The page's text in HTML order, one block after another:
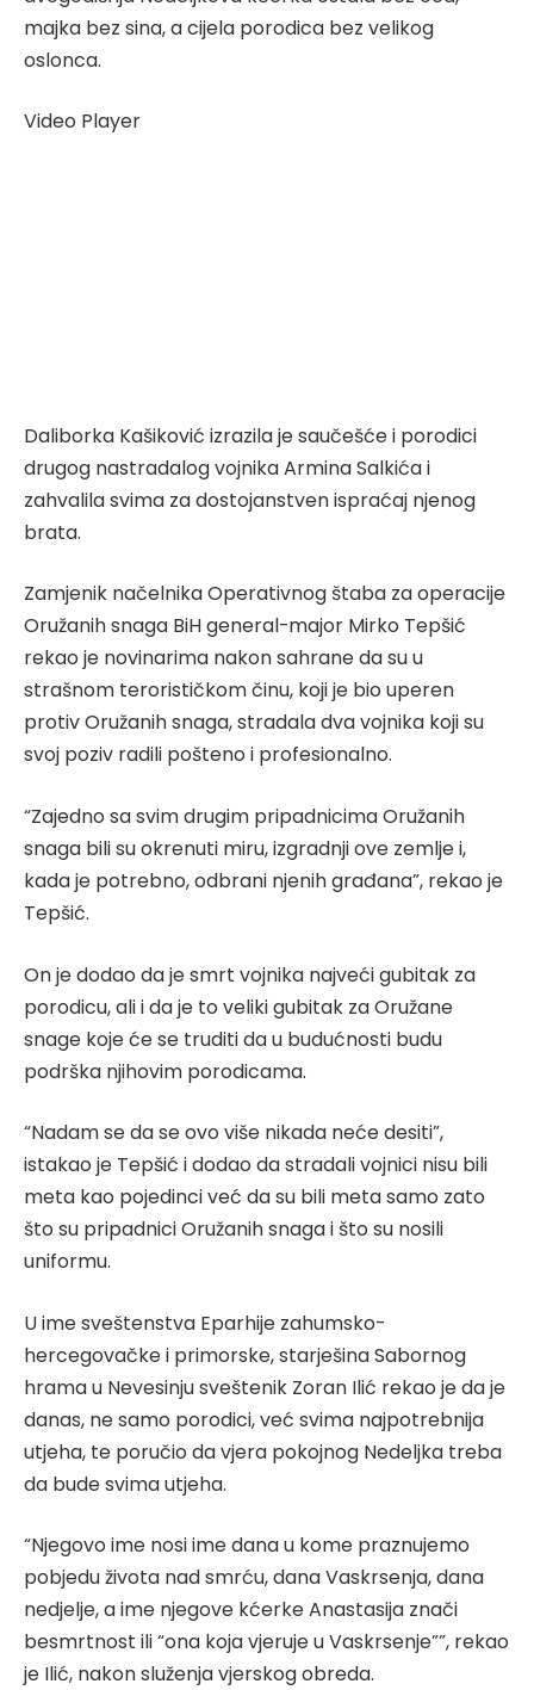
majka bez sina, a cijela porodica bez velikog
oslonca.
Video Player
Daliborka Kašiković izrazila je saučešće i porodici
drugog nastradalog vojnika Armina Salkića i
zahvalila svima za dostojanstven ispraćaj njenog
brata.
Zamjenik načelnika Operativnog štaba za operacije
Oružanih snaga BiH general-major Mirko Tepšić
rekao je novinarima nakon sahrane da su u
strašnom terorističkom činu, koji je bio uperen
protiv Oružanih snaga, stradala dva vojnika koji su
svoj poziv radili pošteno i profesionalno.
“Zajedno sa svim drugim pripadnicima Oružanih
snaga bili su okrenuti miru, izgradnji ove zemlje i,
kada je potrebno, odbrani njenih građana”, rekao je
Tepšić.
On je dodao da je smrt vojnika najveći gubitak za
porodicu, ali i da je to veliki gubitak za Oružane
snage koje će se truditi da u budućnosti budu
podrška njihovim porodicama.
“Nadam se da se ovo više nikada neće desiti”,
istakao je Tepšić i dodao da stradali vojnici nisu bili
meta kao pojedinci već da su bili meta samo zato
što su pripadnici Oružanih snaga i što su nosili
uniformu.
U ime sveštenstva Eparhije zahumsko-
hercegovačke i primorske, starješina Sabornog
hrama u Nevesinju sveštenik Zoran Ilić rekao je da je
danas, ne samo porodici, već svima najpotrebnija
utjeha, te poručio da vjera pokojnog Nedeljka treba
da bude svima utjeha.
“Njegovo ime nosi ime dana u kome praznujemo
pobjedu života nad smrću, dana Vaskrsenja, dana
nedjelje, a ime njegove kćerke Anastasija znači
besmrtnost ili “ona koja vjeruje u Vaskrsenje””, rekao
je Ilić, nakon služenja vjerskog obreda.